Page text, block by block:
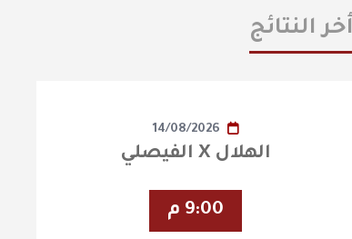
أخر النتائج
14/08/2026
الهلال X الفيصلي
9:00 م